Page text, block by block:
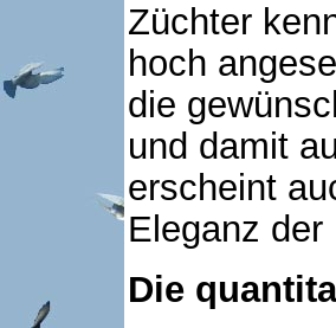
Züchter
hoch
die
und damit
erscheint
Eleganz
Die